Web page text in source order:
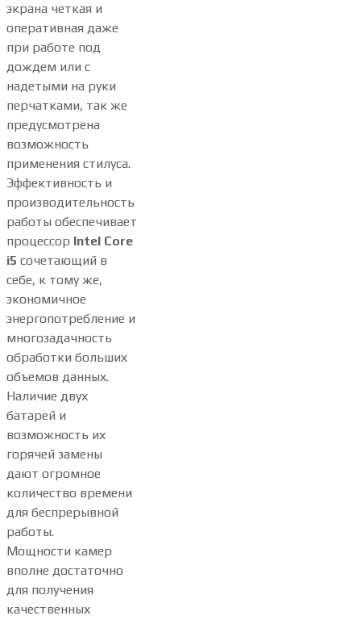
экрана четкая и
оперативная даже
при работе под
дождем или с
надетыми на руки
перчатками, так же
предусмотрена
возможность
применения стилуса.
Эффективность и
производительность
работы обеспечивает
процессор Intel Core
i5 сочетающий в
себе, к тому же,
экономичное
энергопотребление и
многозадачность
обработки больших
объемов данных.
Наличие двух
батарей и
возможность их
горячей замены
дают огромное
количество времени
для беспрерывной
работы.
Мощности камер
вполне достаточно
для получения
качественных